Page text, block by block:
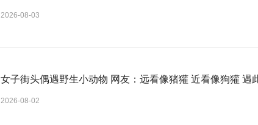
2026-08-03
女子街头偶遇野生小动物 网友：远看像猪獾 近看像狗獾 遇
2026-08-02